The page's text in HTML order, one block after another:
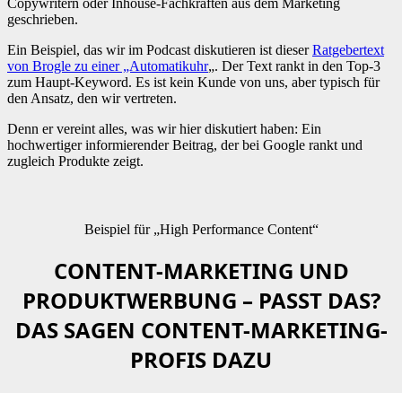
geschrieben.
Ein Beispiel, das wir im Podcast diskutieren ist dieserRatgebertext
von Brogle zu einer „Automatikuhr„. Der Text rankt in den Top-3
zum Haupt-Keyword. Es ist kein Kunde von uns, aber typisch für
den Ansatz, den wir vertreten.
Denn er vereint alles, was wir hier diskutiert haben: Ein
hochwertiger informierender Beitrag, der bei Google rankt und
zugleich Produkte zeigt.
Beispiel für „High Performance Content“
CONTENT-MARKETING UND
PRODUKTWERBUNG – PASST DAS?
DAS SAGEN CONTENT-MARKETING-
PROFIS DAZU